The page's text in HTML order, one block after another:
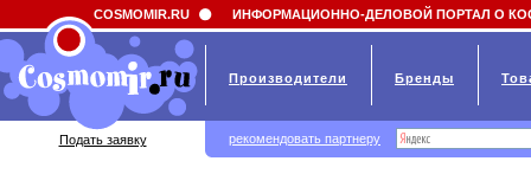
Field 'news_title' doesn't have a default value
COSMOMIR.RU ИНФОРМАЦИОННО-ДЕЛОВОЙ ПОРТАЛ О
Производители Бренды
Подать заявку рекомендовать партнеру